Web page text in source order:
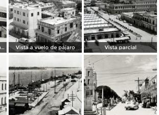
Palacio Municipal de Coatzacoalcos Vista a vuelo de pájaro Vista parcial